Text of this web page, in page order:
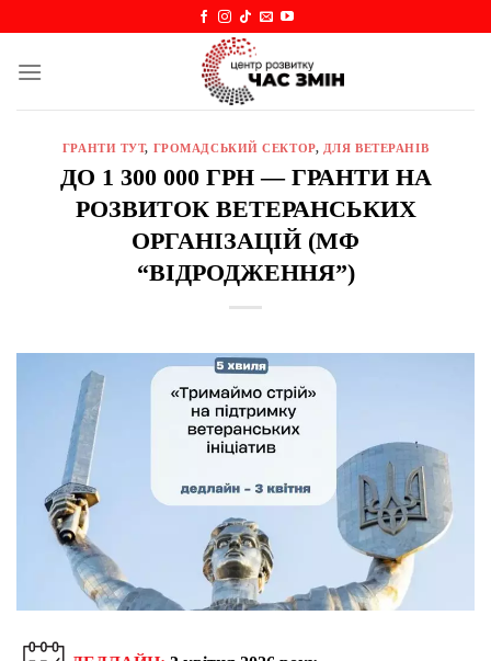
content
ГРАНТИ ТУТ, ГРОМАДСЬКИЙ СЕКТОР, ДЛЯ ВЕТЕРАНІВ
ДО 1 300 000 ГРН — ГРАНТИ НА
РОЗВИТОК ВЕТЕРАНСЬКИХ
ОРГАНІЗАЦІЙ (МФ
“ВІДРОДЖЕННЯ”)